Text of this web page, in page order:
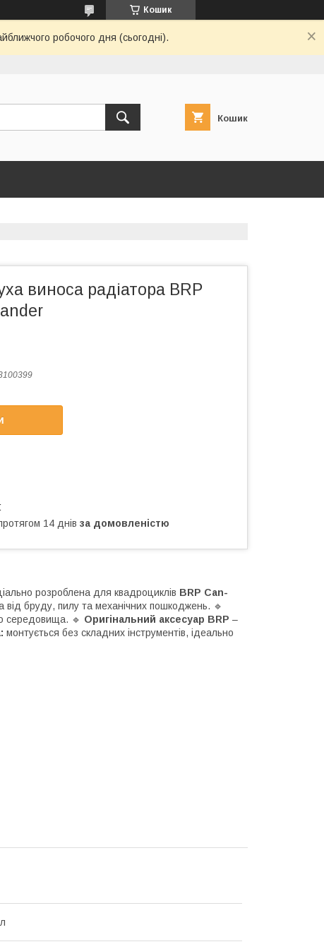
Кошик
робочого дня (сьогодні).
Кошик
виноса радіатора BRP
14 днів за домовленістю
розроблена для квадроциклів BRP Can-
від бруду, пилу та механічних пошкоджень. 🔹
середовища. 🔹 Оригінальний аксесуар BRP –
монтується без складних інструментів, ідеально